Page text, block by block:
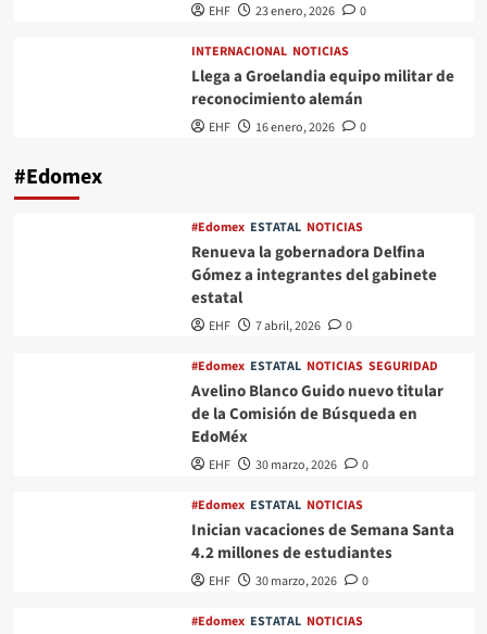
EHF 23 enero, 2026 0
INTERNACIONAL NOTICIAS
Llega a Groelandia equipo militar de
reconocimiento alemán
EHF 16 enero, 2026 0
#Edomex
#Edomex ESTATAL NOTICIAS
Renueva la gobernadora Delfina
Gómez a integrantes del gabinete
estatal
EHF 7 abril, 2026 0
#Edomex ESTATAL NOTICIAS SEGURIDAD
Avelino Blanco Guido nuevo titular
de la Comisión de Búsqueda en
EdoMéx
EHF 30 marzo, 2026 0
#Edomex ESTATAL NOTICIAS
Inician vacaciones de Semana Santa
4.2 millones de estudiantes
EHF 30 marzo, 2026 0
#Edomex ESTATAL NOTICIAS